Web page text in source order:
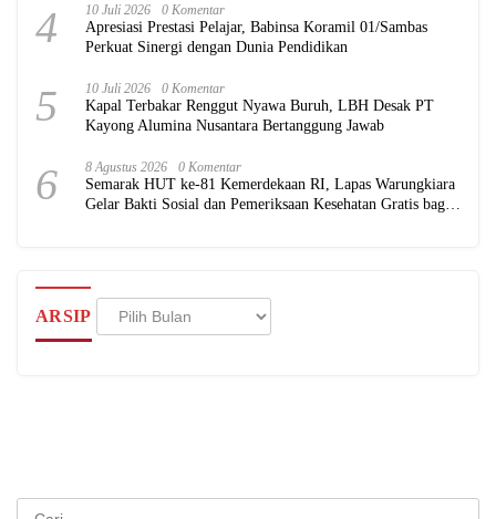
4 10 Juli 2026 0 Komentar
Apresiasi Prestasi Pelajar, Babinsa Koramil 01/Sambas
Perkuat Sinergi dengan Dunia Pendidikan
5 10 Juli 2026 0 Komentar
Kapal Terbakar Renggut Nyawa Buruh, LBH Desak PT
Kayong Alumina Nusantara Bertanggung Jawab
6 8 Agustus 2026 0 Komentar
Semarak HUT ke-81 Kemerdekaan RI, Lapas Warungkiara
Gelar Bakti Sosial dan Pemeriksaan Kesehatan Gratis bagi
ARSIP
Arsip